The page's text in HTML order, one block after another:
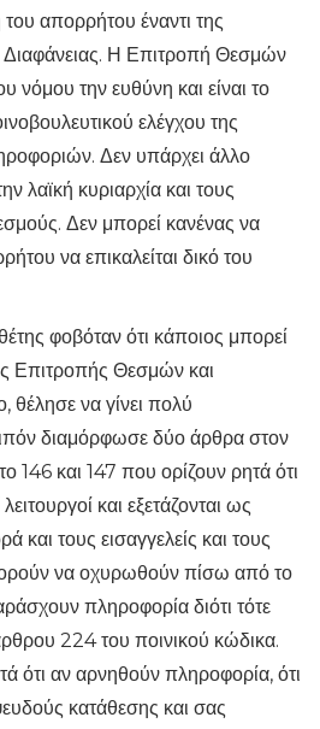
απορρήτου έναντι της
Η Επιτροπή Θεσμών
νόμου την ευθύνη και είναι το
ελέγχου της
Δεν υπάρχει άλλο
λαϊκή κυριαρχία και τους
Δεν μπορεί κανένας να
να επικαλείται δικό του
φοβόταν ότι κάποιος μπορεί
Επιτροπής Θεσμών και
θέλησε να γίνει πολύ
διαμόρφωσε δύο άρθρα στον
146 και 147 που ορίζουν ρητά ότι
και εξετάζονται ως
και τους εισαγγελείς και τους
να οχυρωθούν πίσω από το
πληροφορία διότι τότε
224 του ποινικού κώδικα.
ότι αν αρνηθούν πληροφορία, ότι
κατάθεσης και σας